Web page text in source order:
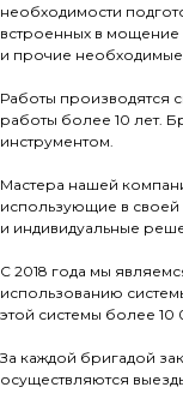
необходимости
встроенных в мощение
и прочие
Работы производятся
работы более 10 лет.
инструментом.
Мастера нашей
использующие в своей
и индивидуальные
С 2018 года мы
использованию
этой системы более
За каждой бригадой
осуществляются
ИП Ильинский
Информация,
Все права защищены. ©